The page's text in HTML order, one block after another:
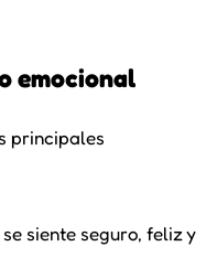
emocional
principales
siente seguro, feliz y